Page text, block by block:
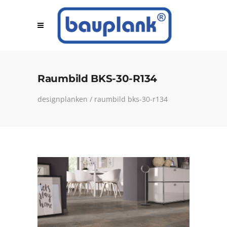
Raumbild BKS-30-R134
designplanken / raumbild bks-30-r134